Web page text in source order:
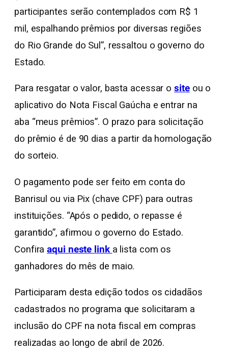
participantes serão contemplados com R$ 1
mil, espalhando prêmios por diversas regiões
do Rio Grande do Sul”, ressaltou o governo do
Estado.
Para resgatar o valor, basta acessar ositeou o
aplicativo do Nota Fiscal Gaúcha e entrar na
aba “meus prêmios”. O prazo para solicitação
do prêmio é de 90 dias a partir da homologação
do sorteio.
O pagamento pode ser feito em conta do
Banrisul ou via Pix (chave CPF) para outras
instituições. “Após o pedido, o repasse é
garantido”, afirmou o governo do Estado.
Confiraaqui neste link a lista com os
ganhadores do mês de maio.
Participaram desta edição todos os cidadãos
cadastrados no programa que solicitaram a
inclusão do CPF na nota fiscal em compras
realizadas ao longo de abril de 2026.